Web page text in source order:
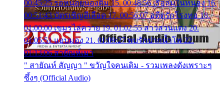
00:45:25 รอหน่อยน้องติ๋ม 15. 00:48:56 เรือล่มในหนอง 16.
00:51:43 บัตรเชิญสีเลือด 17. 00:56:07 อดีตรักโรงทอ 18.
01:00:00 เขมรไล่ควาย 19. 01:02:55 สาวสวนแตง 20.
01:05:51 แอบมอง 21. 01:09:27 พบรักปากน้ำโพ 22.
01:13:06 สายัณห์เมา
" สายัณห์ สัญญา " ขวัญใจคนเดิม - รวมเพลงดังเพราะๆ
ซึ้งๆ (Official Audio)